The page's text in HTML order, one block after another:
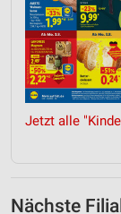
Jetzt alle
Nächste